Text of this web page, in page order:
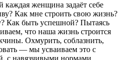
женщина задаёт себе
Как мне строить свою жизнь?
Как быть успешной? Пытаясь
что наша жизнь строится
Охмурить, соблазнить,
— мы усваиваем это с